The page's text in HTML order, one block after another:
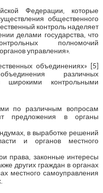
Федерации, которые
общественного
контроль наделяет
делами государства, что
полномочий
управления».
объединениях» [5]
различных
широкими контрольными
по различным вопросам
предложения в органы
в выработке решений
и органов местного
права, законные интересы
других граждан в органах
местного самоуправления